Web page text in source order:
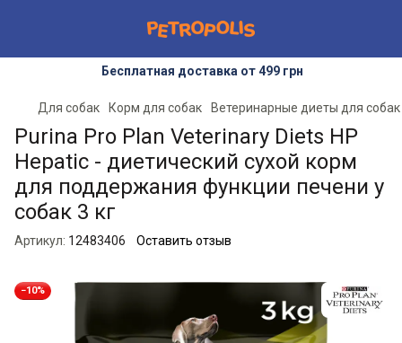
Бесплатная доставка от 499 грн
Для собак Корм для собак Ветеринарные диеты для собак
Purina Pro Plan Veterinary Diets HP
Hepatic - диетический сухой корм
для поддержания функции печени у
собак 3 кг
Артикул: 12483406 Оставить отзыв
−10%